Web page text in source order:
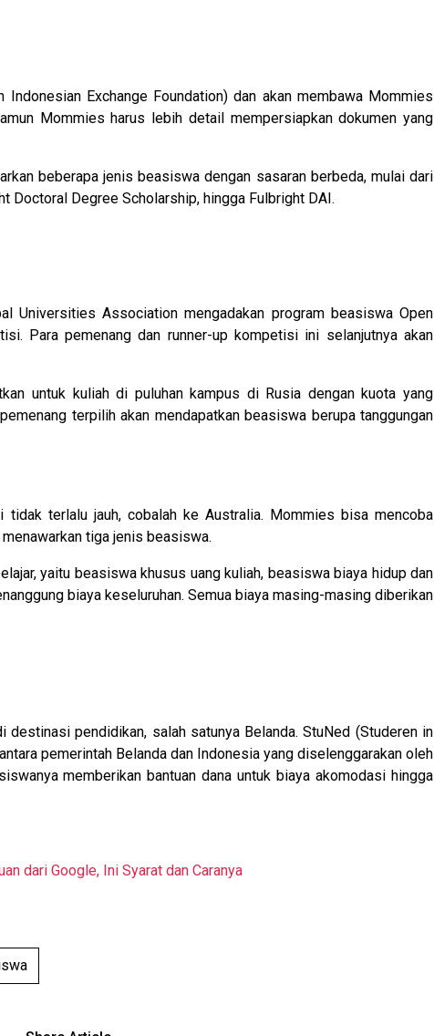
Exchange Foundation) dan akan membawa Mommies
Mommies harus lebih detail mempersiapkan dokumen yang
beberapa jenis beasiswa dengan sasaran berbeda, mulai dari
Doctoral Degree Scholarship, hingga Fulbright DAI.
Universities Association mengadakan program beasiswa Open
Para pemenang dan runner-up kompetisi ini selanjutnya akan
untuk kuliah di puluhan kampus di Rusia dengan kuota yang
terpilih akan mendapatkan beasiswa berupa tanggungan
tidak terlalu jauh, cobalah ke Australia. Mommies bisa mencoba
tiga jenis beasiswa.
yaitu beasiswa khusus uang kuliah, beasiswa biaya hidup dan
biaya keseluruhan. Semua biaya masing-masing diberikan
destinasi pendidikan, salah satunya Belanda. StuNed (Studeren in
pemerintah Belanda dan Indonesia yang diselenggarakan oleh
memberikan bantuan dana untuk biaya akomodasi hingga
dari Google, Ini Syarat dan Caranya